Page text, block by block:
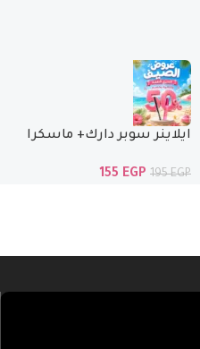
ايلاينر سوبر دارك+ ماسكرا
195EGP
155 EGP